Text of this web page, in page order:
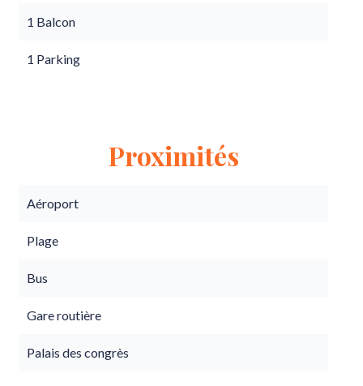
1 Balcon
1 Parking
Proximités
Aéroport
Plage
Bus
Gare routière
Palais des congrès